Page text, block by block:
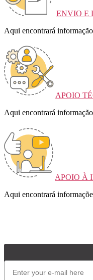
ENVIO E
Aqui encontrará
APOIO
Aqui encontrará
APOIO À
Aqui encontrará
Email